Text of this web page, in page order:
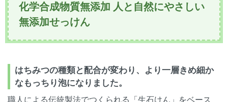
化学合成物質無添加 人と自然にやさしい
無添加せっけん
はちみつの種類と配合が変わり、より一層きめ細か
なもっちり泡になりました。
職人による伝統製法でつくられる「生石けん」をベース